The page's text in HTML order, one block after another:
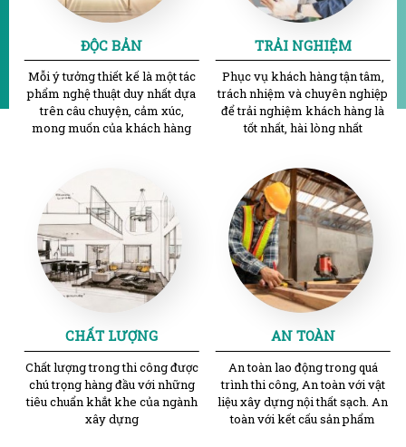
ĐỘC BẢN
Mỗi ý tưởng thiết kế là một tác
phẩm nghệ thuật duy nhất dựa
trên câu chuyện, cảm xúc,
mong muốn của khách hàng
TRẢI NGHIỆM
Phục vụ khách hàng tận tâm,
trách nhiệm và chuyên nghiệp
để trải nghiệm khách hàng là
tốt nhất, hài lòng nhất
CHẤT LƯỢNG
Chất lượng trong thi công được
chú trọng hàng đầu với những
tiêu chuẩn khắt khe của ngành
xây dựng
AN TOÀN
An toàn lao động trong quá
trình thi công, An toàn với vật
liệu xây dựng nội thất sạch. An
toàn với kết cấu sản phẩm